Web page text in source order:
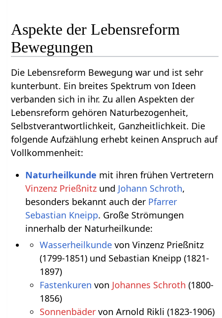
Aspekte der Lebensreform
Bewegungen
Die Lebensreform Bewegung war und ist sehr
kunterbunt. Ein breites Spektrum von Ideen
verbanden sich in ihr. Zu allen Aspekten der
Lebensreform gehören Naturbezogenheit,
Selbstverantwortlichkeit, Ganzheitlichkeit. Die
folgende Aufzählung erhebt keinen Anspruch auf
Vollkommenheit:
Naturheilkunde mit ihren frühen Vertretern
Vinzenz Prießnitzund Johann Schroth,
besonders bekannt auch der Pfarrer
Sebastian Kneipp. Große Strömungen
innerhalb der Naturheilkunde:
Wasserheilkundevon Vinzenz Prießnitz
(1799-1851) und Sebastian Kneipp (1821-
1897)
Fastenkuren von Johannes Schroth (1800-
1856)
Sonnenbädervon Arnold Rikli (1823-1906)